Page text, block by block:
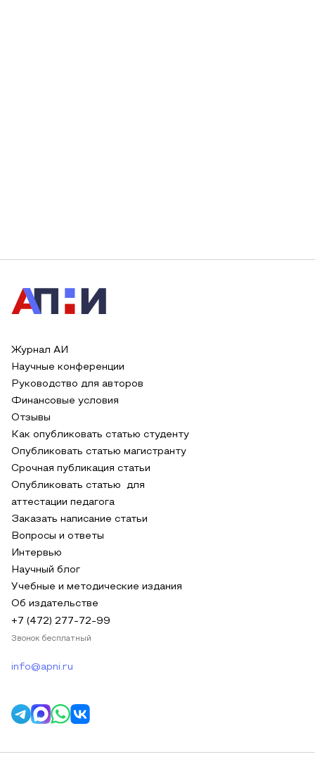
Журнал АИ
Научные конференции
Руководство для авторов
Финансовые условия
Отзывы
Как опубликовать статью студенту
Опубликовать статью магистранту
Срочная публикация статьи
Опубликовать статью для
аттестации педагога
Заказать написание статьи
Вопросы и ответы
Интервью
Научный блог
Учебные и методические издания
Об издательстве
+7 (472) 277-72-99
Звонок бесплатный
info@apni.ru